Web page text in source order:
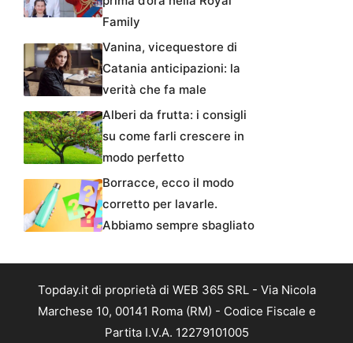
Family
Vanina, vicequestore di
Catania anticipazioni: la
verità che fa male
Alberi da frutta: i consigli
su come farli crescere in
modo perfetto
Borracce, ecco il modo
corretto per lavarle.
Abbiamo sempre sbagliato
Topday.it di proprietà di WEB 365 SRL - Via Nicola
Marchese 10, 00141 Roma (RM) - Codice Fiscale e
Partita I.V.A. 12279101005